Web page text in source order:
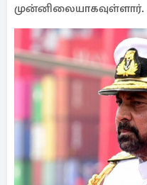
முன்னிலையாகவுள்ளார்.